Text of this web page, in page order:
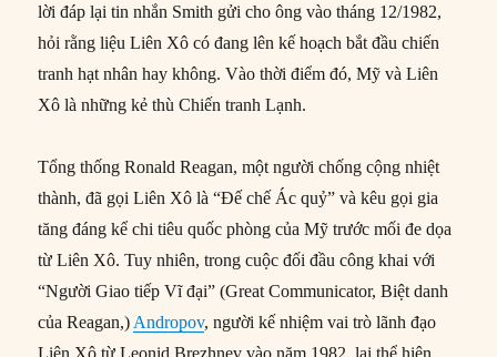
lời đáp lại tin nhắn Smith gửi cho ông vào tháng 12/1982,
hỏi rằng liệu Liên Xô có đang lên kế hoạch bắt đầu chiến
tranh hạt nhân hay không. Vào thời điểm đó, Mỹ và Liên
Xô là những kẻ thù Chiến tranh Lạnh.
Tổng thống Ronald Reagan, một người chống cộng nhiệt
thành, đã gọi Liên Xô là “Đế chế Ác quỷ” và kêu gọi gia
tăng đáng kể chi tiêu quốc phòng của Mỹ trước mối đe dọa
từ Liên Xô. Tuy nhiên, trong cuộc đối đầu công khai với
“Người Giao tiếp Vĩ đại” (Great Communicator, Biệt danh
của Reagan,) Andropov, người kế nhiệm vai trò lãnh đạo
Liên Xô từ Leonid Brezhnev vào năm 1982, lại thể hiện